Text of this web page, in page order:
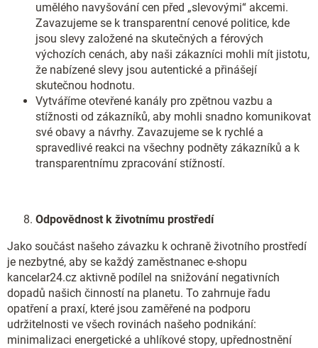
umělého navyšování cen před „slevovými“ akcemi.
Zavazujeme se k transparentní cenové politice, kde
jsou slevy založené na skutečných a férových
výchozích cenách, aby naši zákazníci mohli mít jistotu,
že nabízené slevy jsou autentické a přinášejí
skutečnou hodnotu.
Vytváříme otevřené kanály pro zpětnou vazbu a
stížnosti od zákazníků, aby mohli snadno komunikovat
své obavy a návrhy. Zavazujeme se k rychlé a
spravedlivé reakci na všechny podněty zákazníků a k
transparentnímu zpracování stížností.
Odpovědnost k životnímu prostředí
Jako součást našeho závazku k ochraně životního prostředí
je nezbytné, aby se každý zaměstnanec e-shopu
kancelar24.cz aktivně podílel na snižování negativních
dopadů našich činností na planetu. To zahrnuje řadu
opatření a praxí, které jsou zaměřené na podporu
udržitelnosti ve všech rovinách našeho podnikání:
minimalizaci energetické a uhlíkové stopy, upřednostnění